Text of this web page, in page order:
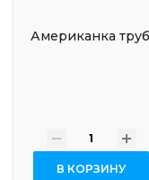
Американка
- +
В КОРЗИНУ